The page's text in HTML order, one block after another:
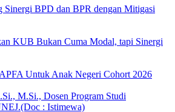
Sinergi BPD dan BPR dengan Mitigasi
KUB Bukan Cuma Modal, tapi Sinergi
Untuk Anak Negeri Cohort 2026